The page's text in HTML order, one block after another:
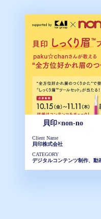
貝印×non-no
Client Name
貝印株式会社
CATEGORY
デジタルコンテンツ制作、動